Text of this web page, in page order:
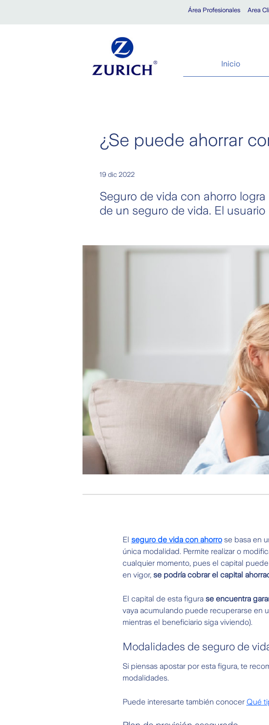
Área Profesionales Area
Inicio
¿Se puede ahorrar
19 dic 2022
Seguro de vida con ahorro
de un seguro de vida. El
El seguro de vida con ahorrose basa en
única modalidad. Permite realizar o
cualquier momento, pues el capital
en vigor, se podría cobrar el capital
El capital de esta figura se encuentra
vaya acumulando puede recuperarse en
mientras el beneficiario siga viviendo).
Modalidades de seguro de
Si piensas apostar por esta figura, te
modalidades.
Puede interesarte también conocer Qué